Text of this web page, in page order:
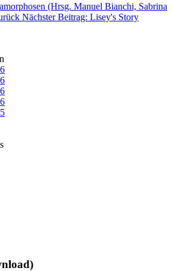
(Hrsg. Manuel Bianchi, Sabrina
Nächster Beitrag: Lisey's Story